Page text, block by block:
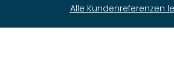
Alle Kundenreferenzen